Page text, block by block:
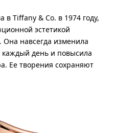
Tiffany & Co. в 1974 году,
эстетикой
Она навсегда изменила
каждый день и повысила
Ее творения сохраняют